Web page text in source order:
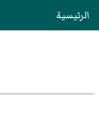
الرئيسية